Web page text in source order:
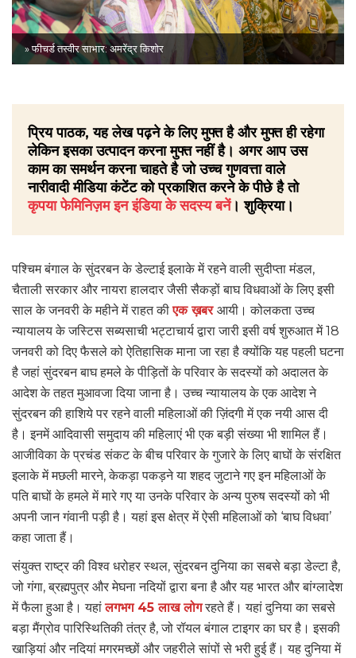
» फीचर्ड तस्वीर साभार: अमरेंद्र किशोर
प्रिय पाठक, यह लेख पढ़ने के लिए मुफ्त है और मुफ्त ही रहेगा
लेकिन इसका उत्पादन करना मुफ्त नहीं है। अगर आप उस
काम का समर्थन करना चाहते है जो उच्च गुणवत्ता वाले
नारीवादी मीडिया कंटेंट को प्रकाशित करने के पीछे है तो
कृपया फेमिनिज़म इन इंडिया के सदस्य बनें। शुक्रिया।
पश्चिम बंगाल के सुंदरबन के डेल्टाई इलाके में रहने वाली सुदीप्ता मंडल,
चैताली सरकार और नायरा हालदार जैसी सैकड़ों बाघ विधवाओं के लिए इसी
साल के जनवरी के महीने में राहत कीएक ख़बर आयी। कोलकता उच्च
न्यायालय के जस्टिस सब्यसाची भट्टाचार्य द्वारा जारी इसी वर्ष शुरुआत में 18
जनवरी को दिए फैसले को ऐतिहासिक माना जा रहा है क्योंकि यह पहली घटना
है जहां सुंदरबन बाघ हमले के पीड़ितों के परिवार के सदस्यों को अदालत के
आदेश के तहत मुआवजा दिया जाना है। उच्च न्यायालय के एक आदेश ने
सुंदरबन की हाशिये पर रहने वाली महिलाओं की ज़िंदगी में एक नयी आस दी
है। इनमें आदिवासी समुदाय की महिलाएं भी एक बड़ी संख्या भी शामिल हैं।
आजीविका के प्रचंड संकट के बीच परिवार के गुजारे के लिए बाघों के संरक्षित
इलाके में मछली मारने, केकड़ा पकड़ने या शहद जुटाने गए इन महिलाओं के
पति बाघों के हमले में मारे गए या उनके परिवार के अन्य पुरुष सदस्यों को भी
अपनी जान गंवानी पड़ी है। यहां इस क्षेत्र में ऐसी महिलाओं को ‘बाघ विधवा’
कहा जाता हैं।
संयुक्त राष्ट्र की विश्व धरोहर स्थल, सुंदरबन दुनिया का सबसे बड़ा डेल्टा है,
जो गंगा, ब्रह्मपुत्र और मेघना नदियों द्वारा बना है और यह भारत और बांग्लादेश
में फैला हुआ है। यहांलगभग 45 लाख लोगरहते हैं। यहां दुनिया का सबसे
बड़ा मैंग्रोव पारिस्थितिकी तंत्र है, जो रॉयल बंगाल टाइगर का घर है। इसकी
खाड़ियां और नदियां मगरमच्छों और जहरीले सांपों से भरी हुई हैं। यह दुनिया में